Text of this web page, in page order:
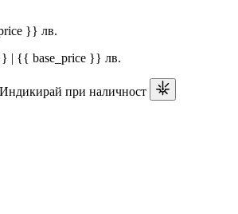
}} лв.
| {{ base_price }} лв.
Индикирай при наличност